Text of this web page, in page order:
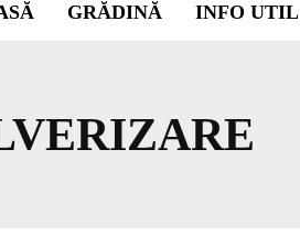
GRĂDINĂ INFO UTIL